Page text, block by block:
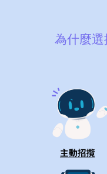
為什麼選